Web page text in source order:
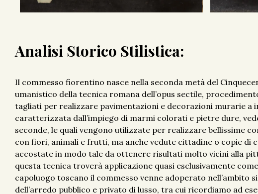
Analisi Storico Stilistica:
Il commesso fiorentino nasce nella seconda metà del
umanistico della tecnica romana dell’opus sectile,
tagliati per realizzare pavimentazioni e decorazioni murarie a
caratterizzata dall’impiego di marmi colorati e pietre dure,
seconde, le quali vengono utilizzate per realizzare bellissime
con fiori, animali e frutti, ma anche vedute cittadine o copie di
accostate in modo tale da ottenere risultati molto vicini alla
questa tecnica troverà applicazione quasi esclusivamente
capoluogo toscano il commesso venne adoperato nell’ambito
dell’arredo pubblico e privato di lusso, tra cui ricordiamo ad